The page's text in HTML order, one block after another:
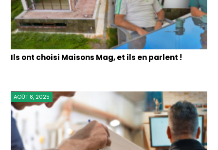
Ils ont choisi Maisons Mag, et ils en parlent !
AOÛT 8, 2025